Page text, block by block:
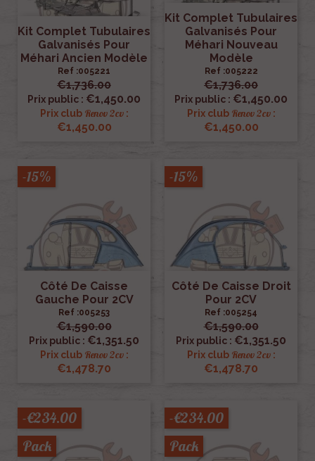
Kit Complet Tubulaires
Galvanisés Pour
Méhari Ancien Modèle
Ref :005221
€1,736.00
Prix public : €1,450.00
Prix club Renov 2cv:
€1,450.00
Kit Complet Tubulaires
Galvanisés Pour
Méhari Nouveau
Modèle
Ref :005222
€1,736.00
Prix public : €1,450.00
Prix club Renov 2cv:
€1,450.00
Côté De Caisse
Gauche Pour 2CV
Ref :005253
€1,590.00
Prix public : €1,351.50
Prix club Renov 2cv:
€1,478.70
-15%
Côté De Caisse Droit
Pour 2CV
Ref :005254
€1,590.00
Prix public : €1,351.50
Prix club Renov 2cv:
€1,478.70
-15%
-€234.00
Pack
-€234.00
Pack